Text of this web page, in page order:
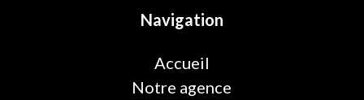
Navigation
Accueil
Notre agence